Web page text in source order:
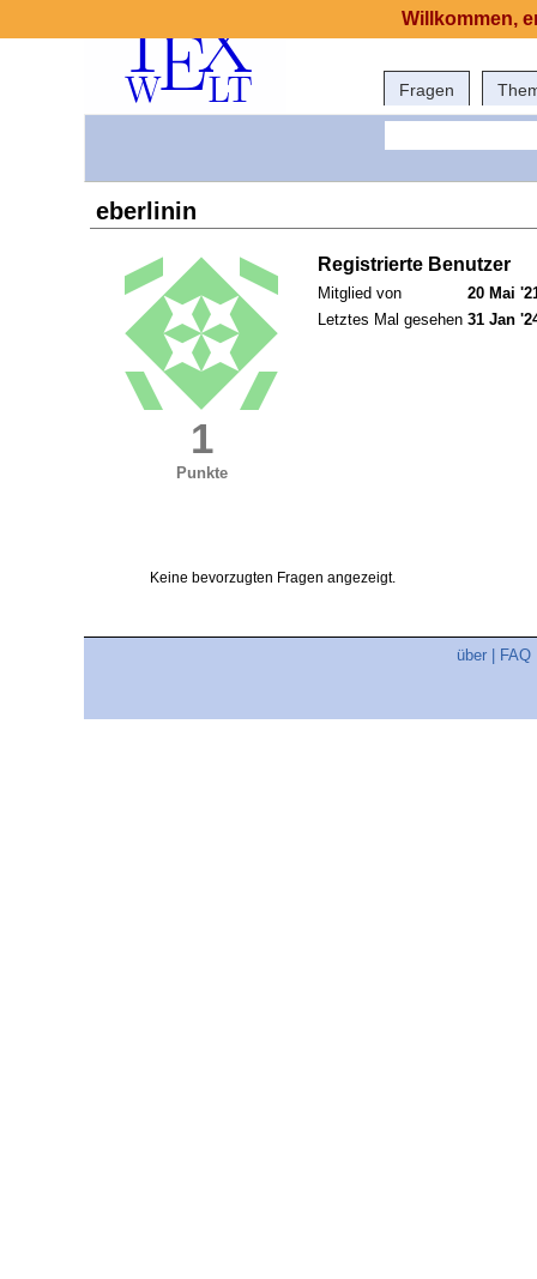
Fragen
eberlinin
1
Punkte
Registrierte Benutzer
Mitglied von
20 Mai
Letztes Mal gesehen 31 Jan
Keine bevorzugten Fragen angezeigt.
über FAQ
Willkommen,